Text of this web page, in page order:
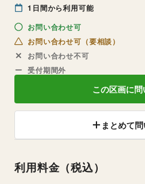
1 日間から利用可能
お問い合わせ可
お問い合わせ可（要相談）
お問い合わせ不可
受付期間外
この区画に
まとめて
利用料金（税込）